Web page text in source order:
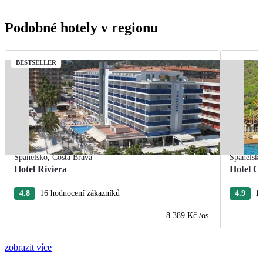
Podobné hotely v regionu
BESTSELLER
Španělsko,Costa Brava
Hotel Riviera
4.8 16 hodnocení zákazníků
8 389 Kč /os.
Španělsko
Hotel
4.9
zobrazit více